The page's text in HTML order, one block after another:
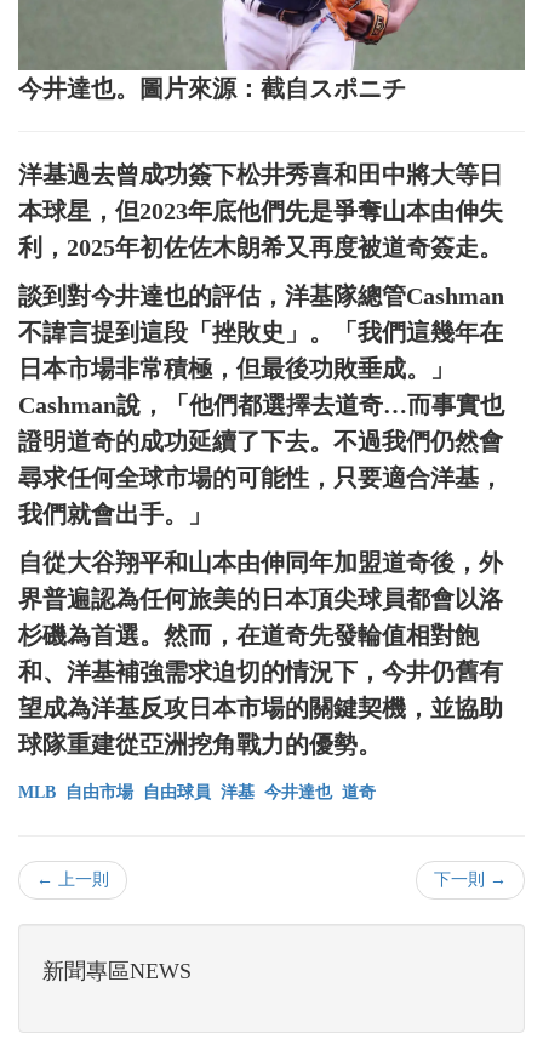
今井達也。圖片來源：截自スポニチ
洋基過去曾成功簽下松井秀喜和田中將大等日
本球星，但2023年底他們先是爭奪山本由伸失
利，2025年初佐佐木朗希又再度被道奇簽走。
談到對今井達也的評估，洋基隊總管Cashman
不諱言提到這段「挫敗史」。「我們這幾年在
日本市場非常積極，但最後功敗垂成。」
Cashman說，「他們都選擇去道奇…而事實也
證明道奇的成功延續了下去。不過我們仍然會
尋求任何全球市場的可能性，只要適合洋基，
我們就會出手。」
自從大谷翔平和山本由伸同年加盟道奇後，外
界普遍認為任何旅美的日本頂尖球員都會以洛
杉磯為首選。然而，在道奇先發輪值相對飽
和、洋基補強需求迫切的情況下，今井仍舊有
望成為洋基反攻日本市場的關鍵契機，並協助
球隊重建從亞洲挖角戰力的優勢。
MLB 自由市場 自由球員 洋基 今井達也 道奇
← 上一則 下一則 →
新聞專區NEWS